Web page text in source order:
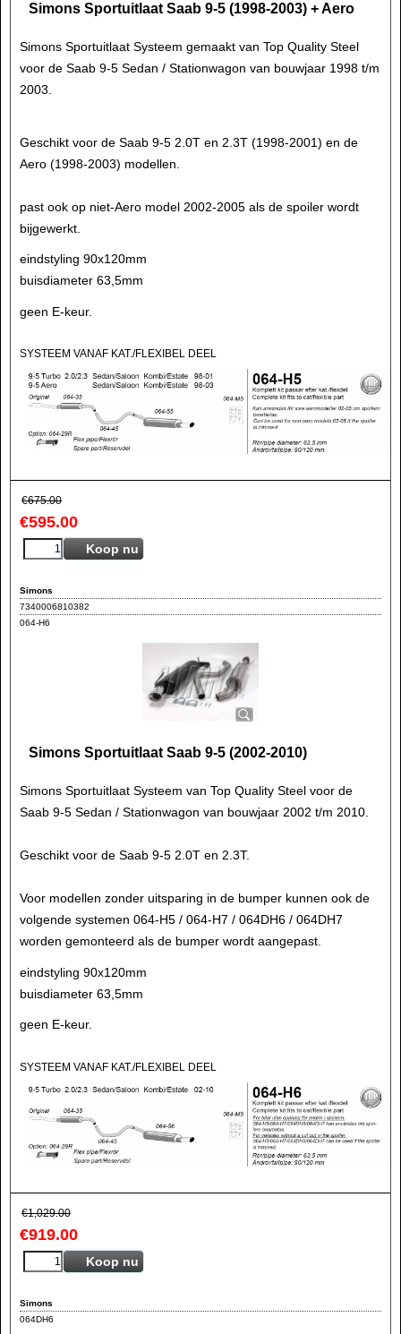
Simons Sportuitlaat Saab 9-5 (1998-2003) + Aero
Simons Sportuitlaat Systeem gemaakt van Top Quality Steel
voor de Saab 9-5 Sedan / Stationwagon van bouwjaar 1998 t/m
2003.
Geschikt voor de Saab 9-5 2.0T en 2.3T (1998-2001) en de
Aero (1998-2003) modellen.
past ook op niet-Aero model 2002-2005 als de spoiler wordt
bijgewerkt.
eindstyling 90x120mm
buisdiameter 63,5mm
geen E-keur.
SYSTEEM VANAF KAT./FLEXIBEL DEEL
€675.00
€595.00
Koop nu
Simons
7340006810382
064-H6
Simons Sportuitlaat Saab 9-5 (2002-2010)
Simons Sportuitlaat Systeem van Top Quality Steel voor de
Saab 9-5 Sedan / Stationwagon van bouwjaar 2002 t/m 2010.
Geschikt voor de Saab 9-5 2.0T en 2.3T.
Voor modellen zonder uitsparing in de bumper kunnen ook de
volgende systemen 064-H5 / 064-H7 / 064DH6 / 064DH7
worden gemonteerd als de bumper wordt aangepast.
eindstyling 90x120mm
buisdiameter 63,5mm
geen E-keur.
SYSTEEM VANAF KAT./FLEXIBEL DEEL
€1,029.00
€919.00
Koop nu
Simons
064DH6